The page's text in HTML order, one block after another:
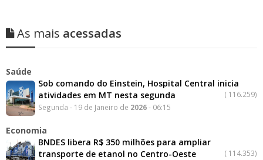
As mais acessadas
Saúde
Sob comando do Einstein, Hospital Central inicia
atividades em MT nesta segunda
( 116.259)
Segunda - 19 de Janeiro de 2026- 06:15
Economia
BNDES libera R$ 350 milhões para ampliar
transporte de etanol no Centro-Oeste
( 114.353)